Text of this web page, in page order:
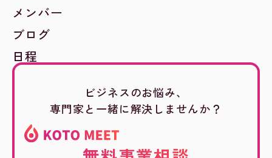
メンバー
ブログ
日程
ビジネスのお悩み、
専門家と一緒に解決しませんか？